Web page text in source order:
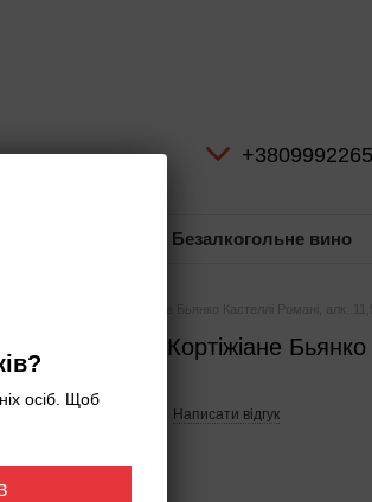
Безалкогольне вино
RONCHI VINI. Лє Кортіжіане Бьянко Кастеллі Романі, алк.
VINI. Лє Кортіжіане Бьянко
біле, 1.5
Написати відгук
осіб. Щоб